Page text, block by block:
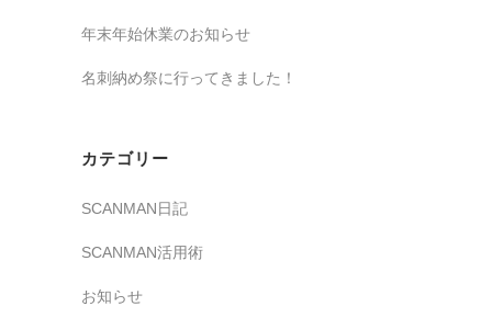
年末年始休業のお知らせ
名刺納め祭に行ってきました！
カテゴリー
SCANMAN日記
SCANMAN活用術
お知らせ